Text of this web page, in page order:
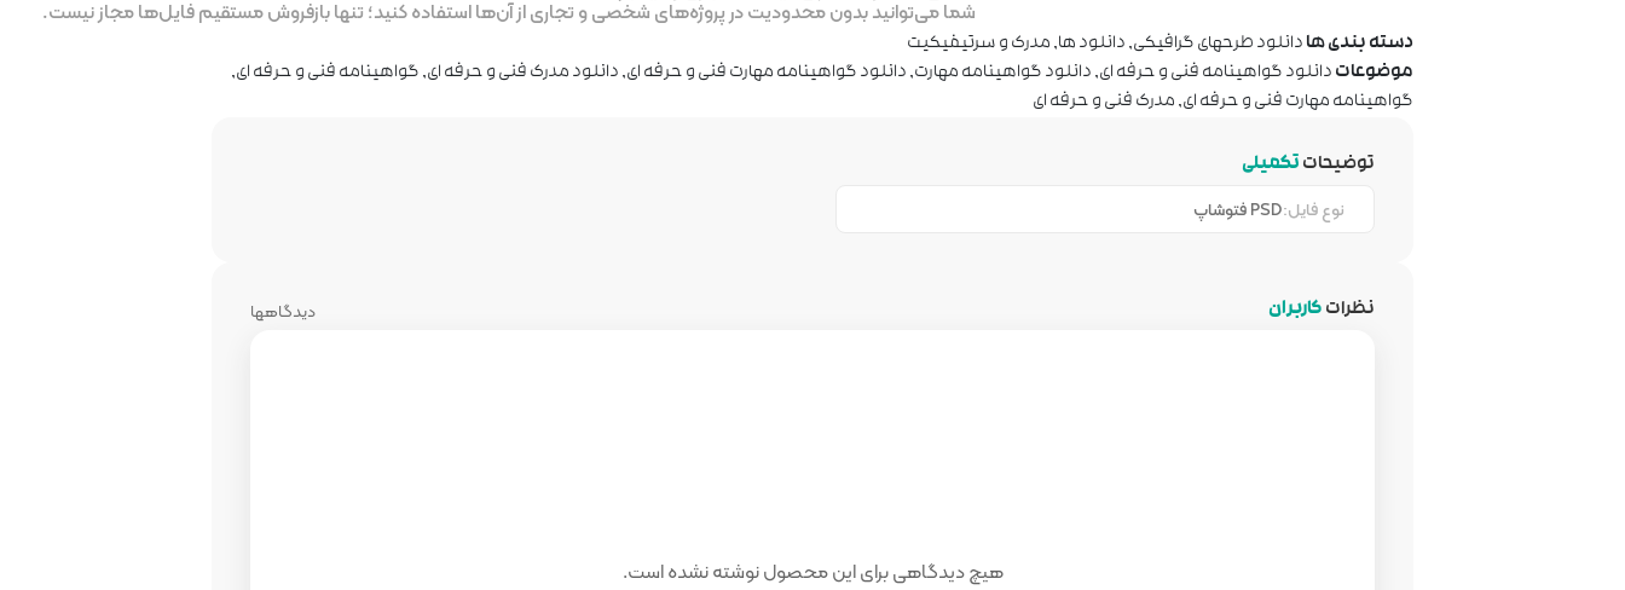
شما می‌توانید بدون محدودیت در پروژه‌های شخصی و تجاری از آن‌ها استفاده کنید؛ تنها بازفروش مستقیم فایل‌ها مجاز نیست.
دسته بندی هادانلود طرحهای گرافیکی,دانلود ها,مدرک و سرتیفیکیت
موضوعاتدانلود گواهینامه فنی و حرفه ای,دانلود گواهینامه مهارت,دانلود گواهینامه مهارت فنی و حرفه ای,دانلود مدرک فنی و حرفه ای,گواهینامه فنی و حرفه ای,
گواهینامه مهارت فنی و حرفه ای,مدرک فنی و حرفه ای
توضیحاتتکمیلی
نوع فایل:PSD فتوشاپ
نظراتکاربران دیدگاهها
هیچ دیدگاهی برای این محصول نوشته نشده است.